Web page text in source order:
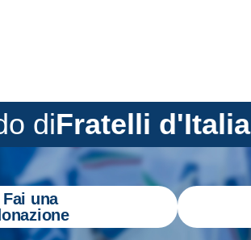
diFratelli d'Italia
Fai una